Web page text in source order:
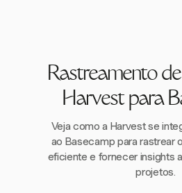
Rastreamento
Harvest para
Veja como a Harvest se
ao Basecamp para rastrear
eficiente e fornecer insights
projetos.